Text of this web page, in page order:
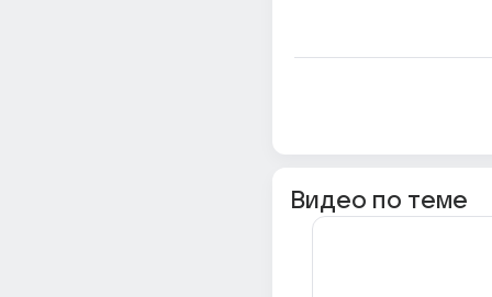
Видео по теме